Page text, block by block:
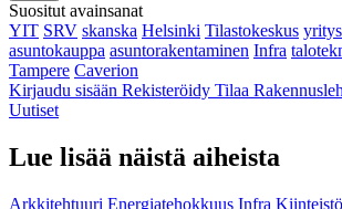
Suositut avainsanat
YIT SRV skanska Helsinki Tilastokeskus
asuntokauppa asuntorakentaminen Infra
Tampere Caverion
Kirjaudu sisään Rekisteröidy Tilaa
Uutiset
Lue lisää näistä aiheista
Arkkitehtuuri Energiatehokkuus Infra